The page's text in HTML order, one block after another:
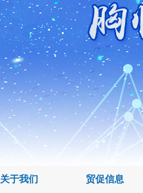
关于我们 贸促信息